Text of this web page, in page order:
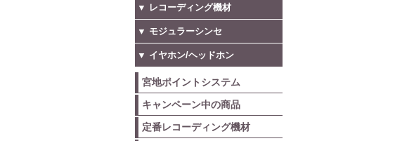
▼ レコーディング機材
▼ モジュラーシンセ
▼ イヤホン/ヘッドホン
宮地ポイントシステム
キャンペーン中の商品
定番レコーディング機材